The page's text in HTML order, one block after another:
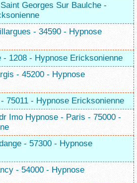
Georges Sur Baulche -
- 34590 - Hypnose
- 1208 - Hypnose Ericksonienne
- 45200 - Hypnose
75011 - Hypnose Ericksonienne
Imo Hypnose - Paris - 75000 -
- 57300 - Hypnose
- 54000 - Hypnose